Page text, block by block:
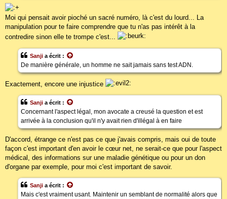
Moi qui pensait avoir pioché un sacré numéro, là c'est du lourd... La
manipulation pour te faire comprendre que tu n'as pas intérêt à la
contredire sinon elle te trompe c'est...
Sanji a écrit :
De manière générale, un homme ne sait jamais sans test ADN.
Exactement, encore une injustice
Sanji a écrit :
Concernant l'aspect légal, mon avocate a creusé la question et est
arrivée à la conclusion qu'il n'y avait rien d'illégal à en faire
D'accord, étrange ce n'est pas ce que j'avais compris, mais oui de toute
façon c'est important d'en avoir le cœur net, ne serait-ce que pour l'aspect
médical, des informations sur une maladie génétique ou pour un don
d'organe par exemple, pour moi c'est important de savoir.
Sanji a écrit :
Mais c'est vraiment usant. Maintenir un semblant de normalité alors que